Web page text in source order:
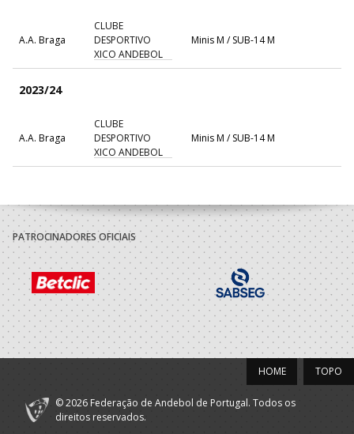
A.A. Braga
CLUBE
DESPORTIVO
XICO ANDEBOL
Minis M / SUB-14 M
2023/24
A.A. Braga
CLUBE
DESPORTIVO
XICO ANDEBOL
Minis M / SUB-14 M
PATROCINADORES OFICIAIS
TOPO
HOME
© 2026 Federação de Andebol de Portugal. Todos os
direitos reservados.